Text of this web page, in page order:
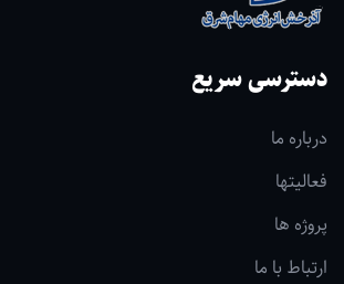
دسترسی سریع
درباره ما
فعالیتها
پروژه ها
ارتباط با ما